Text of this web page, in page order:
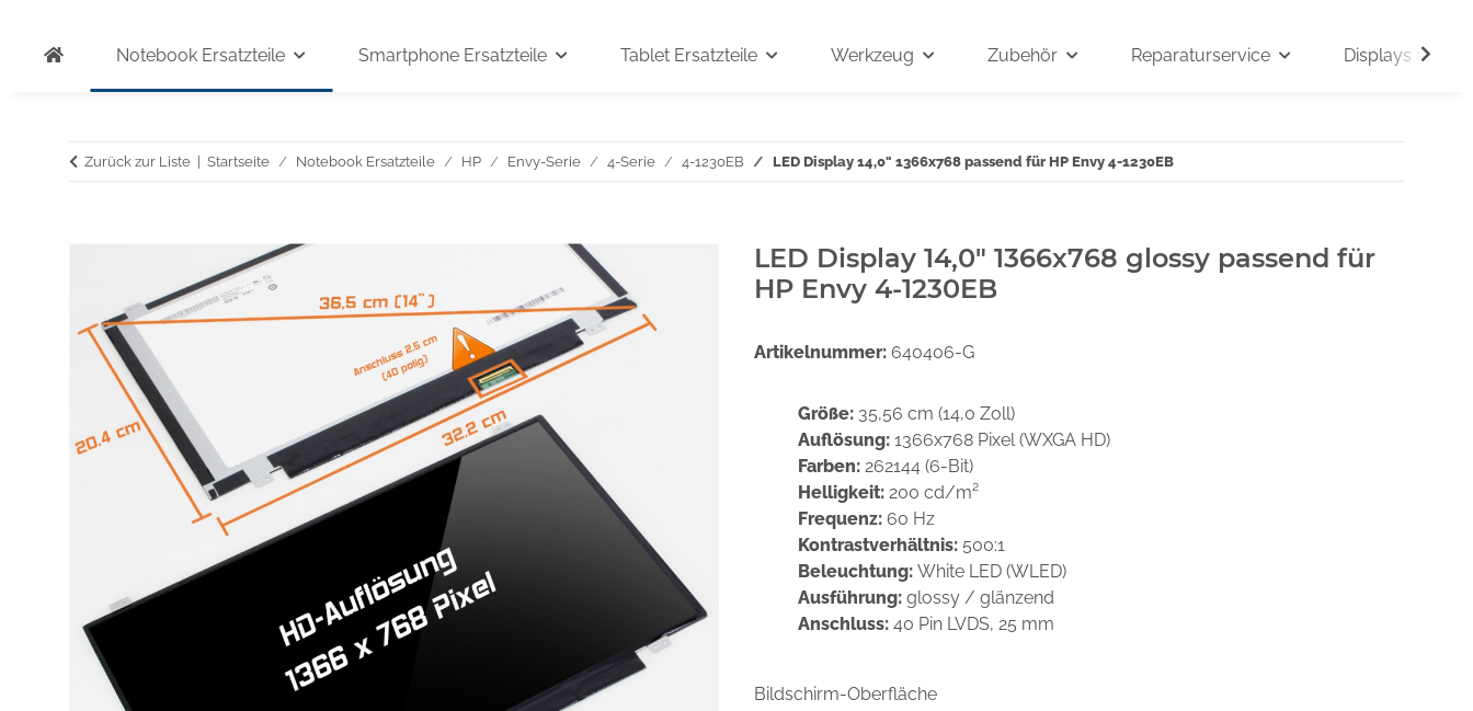
Notebook Ersatzteile Smartphone Ersatzteile Tablet Ersatzteile Werkzeug Zubehör Reparaturservice Displays auf
Zurück zur Liste Startseite Notebook Ersatzteile HP Envy-Serie 4-Serie 4-1230EB LED Display 14,0" 1366x768 passend für HP Envy 4-1230EB
LED Display 14,0" 1366x768 glossy passend für
HP Envy 4-1230EB
Artikelnummer: 640406-G
Größe: 35,56 cm (14,0 Zoll)
Auflösung: 1366x768 Pixel (WXGA HD)
Farben: 262144 (6-Bit)
Helligkeit: 200 cd/m²
Frequenz: 60 Hz
Kontrastverhältnis: 500:1
Beleuchtung: White LED (WLED)
Ausführung: glossy / glänzend
Anschluss: 40 Pin LVDS, 25 mm
Bildschirm-Oberfläche